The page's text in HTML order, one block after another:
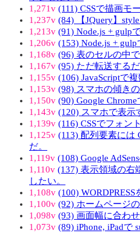
1,271v (111) CSSで描画モ
1,237v (84) 【JQuery】
1,213v (91) Node.js + gulp
1,206v (153) Node.js + gulp
1,168v (96) 表のセルの中
1,167v (95) ただ転送する
1,155v (106) JavaScriptで
1,153v (98) スマホの傾き
1,150v (90) Google Chrome
1,143v (120) スマホで表示
1,139v (116) CSSでフォン
1,125v (113) 配列要素には
だ。
1,119v (108) Google
1,110v (137) 表示領域の右
したい。
1,108v (100)
1,100v (92) ホームページ
1,098v (93) 画面幅に合わ
1,073v (89) iPhone, iPadで